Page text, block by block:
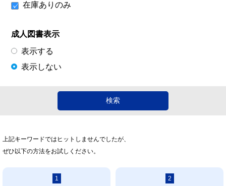
在庫ありのみ
成人図書表示
表示する
表示しない
上記キーワードではヒットしませんでしたが、
ぜひ以下の方法をお試しください。
1
2